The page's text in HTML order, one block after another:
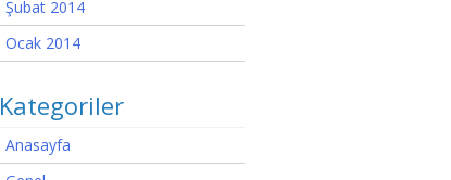
Şubat 2014
Ocak 2014
Kategoriler
Anasayfa